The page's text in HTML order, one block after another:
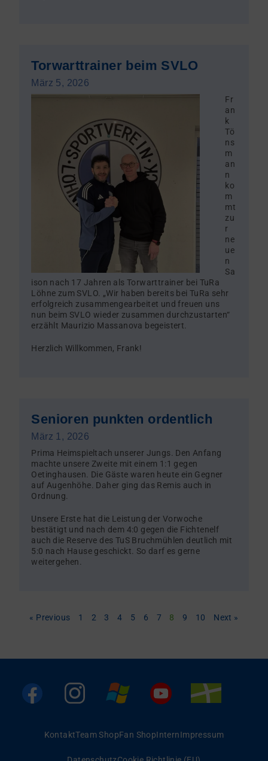
Torwarttrainer beim SVLO
März 5, 2026
Fr
an
k
Tö
ns
m
an
n
ko
m
mt
zu
r
ne
ue
n
Sa
ison nach 17 Jahren als Torwarttrainer bei TuRa
Löhne zum SVLO. „Wir haben bereits bei TuRa sehr
erfolgreich zusammengearbeitet und freuen uns
nun beim SVLO wieder zusammen durchzustarten“
erzählt Maurizio Massanova begeistert.
Herzlich Willkommen, Frank!
Senioren punkten ordentlich
März 1, 2026
Prima Heimspieltach unserer Jungs. Den Anfang
machte unsere Zweite mit einem 1:1 gegen
Oetinghausen. Die Gäste waren heute ein Gegner
auf Augenhöhe. Daher ging das Remis auch in
Ordnung.
Unsere Erste hat die Leistung der Vorwoche
bestätigt und nach dem 4:0 gegen die Fichtenelf
auch die Reserve des TuS Bruchmühlen deutlich mit
5:0 nach Hause geschickt. So darf es gerne
weitergehen.
« Previous 1 2 3 4 5 6 7 8 9 10 Next »
KontaktTeam ShopFan ShopInternImpressum